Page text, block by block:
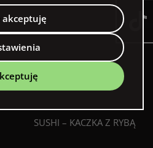
SUSHI – KACZKA Z RYBĄ
akceptuję